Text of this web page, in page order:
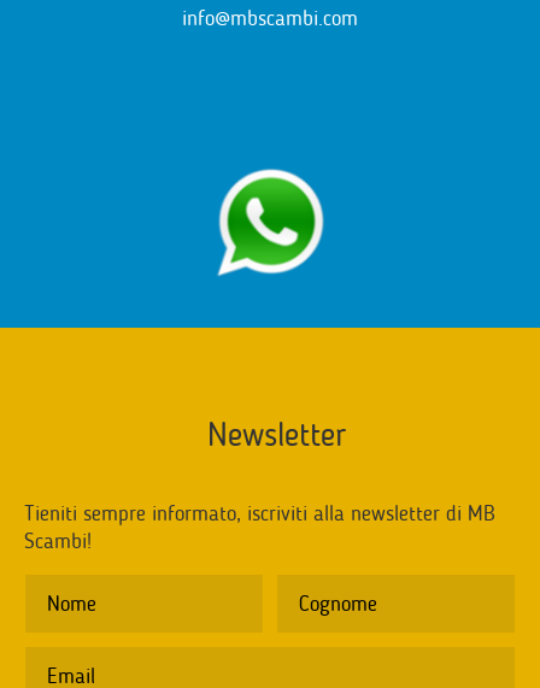
info@mbscambi.com
Newsletter
Tieniti sempre informato, iscriviti alla newsletter di MB
Scambi!